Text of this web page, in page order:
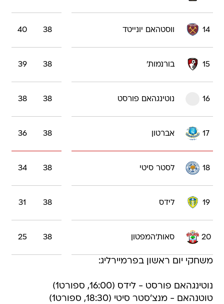
14 ווסטהאם יונייטד 38
40
15 בורנמות' 38
39
16 נוטינגהאם פורסט 38
38
17 אברטון 38
36
18 לסטר סיטי 38
34
19 לידס 38
31
20 סאות'המפטון 38
25
משחקי יום ראשון בפרמיירליג:
נוטינגהאם פורסט - לידס (16:00, ספורט1)
טוטנהאם - מנצ'סטר סיטי (18:30, ספורט1)